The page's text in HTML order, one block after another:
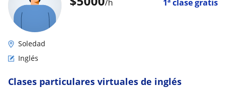
/h 1ª clase gratis
Soledad
Inglés
Clases particulares virtuales de inglés